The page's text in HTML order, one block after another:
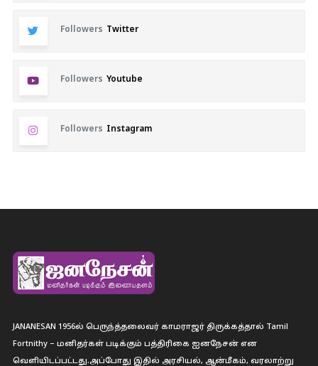
Followers Twitter
Followers Youtube
Followers Instagram
JANANESAN 1956ல் பெருந்த்தலைவர் காமராஜர் திருக்கத்தால் Tamil
Fortnithy – மனிதர்கள் படிக்கும் பத்திரிகை ஐனநேசன் என
வெளியிடப்பட்டது.அப்போது இதில் அரசியல், ஆன்மீகம், வரலாற்று